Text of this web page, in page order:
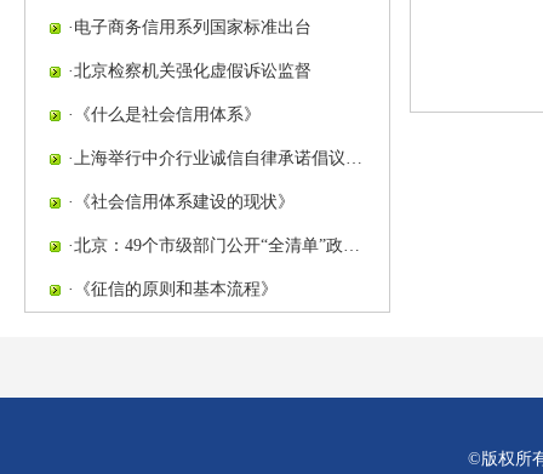
· 电子商务信用系列国家标准出台
·北京检察机关强化虚假诉讼监督
· 《什么是社会信用体系》
·上海举行中介行业诚信自律承诺倡议…
· 《社会信用体系建设的现状》
·北京：49个市级部门公开“全清单”政…
· 《征信的原则和基本流程》
©版权所